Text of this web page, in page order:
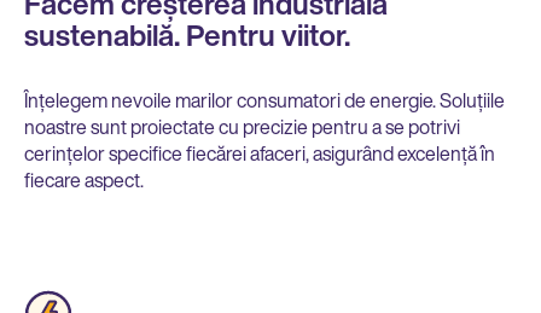
sustenabilă. Pentru viitor.
Înțelegem nevoile marilor consumatori de energie. Soluțiile
noastre sunt proiectate cu precizie pentru a se potrivi
cerințelor specifice fiecărei afaceri, asigurând excelență în
fiecare aspect.